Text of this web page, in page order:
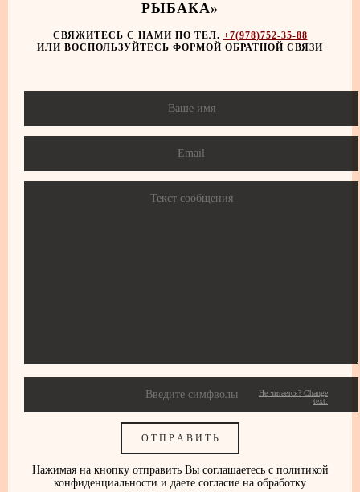
РЫБАКА»
СВЯЖИТЕСЬ С НАМИ ПО ТЕЛ. +7(978)752-35-88
ИЛИ ВОСПОЛЬЗУЙТЕСЬ ФОРМОЙ ОБРАТНОЙ СВЯЗИ
Не читается? Change
text.
О Т П Р А В И Т Ь
Нажимая на кнопку отправить Вы соглашаетесь с политикой
конфиденциальности и даете согласие на обработку